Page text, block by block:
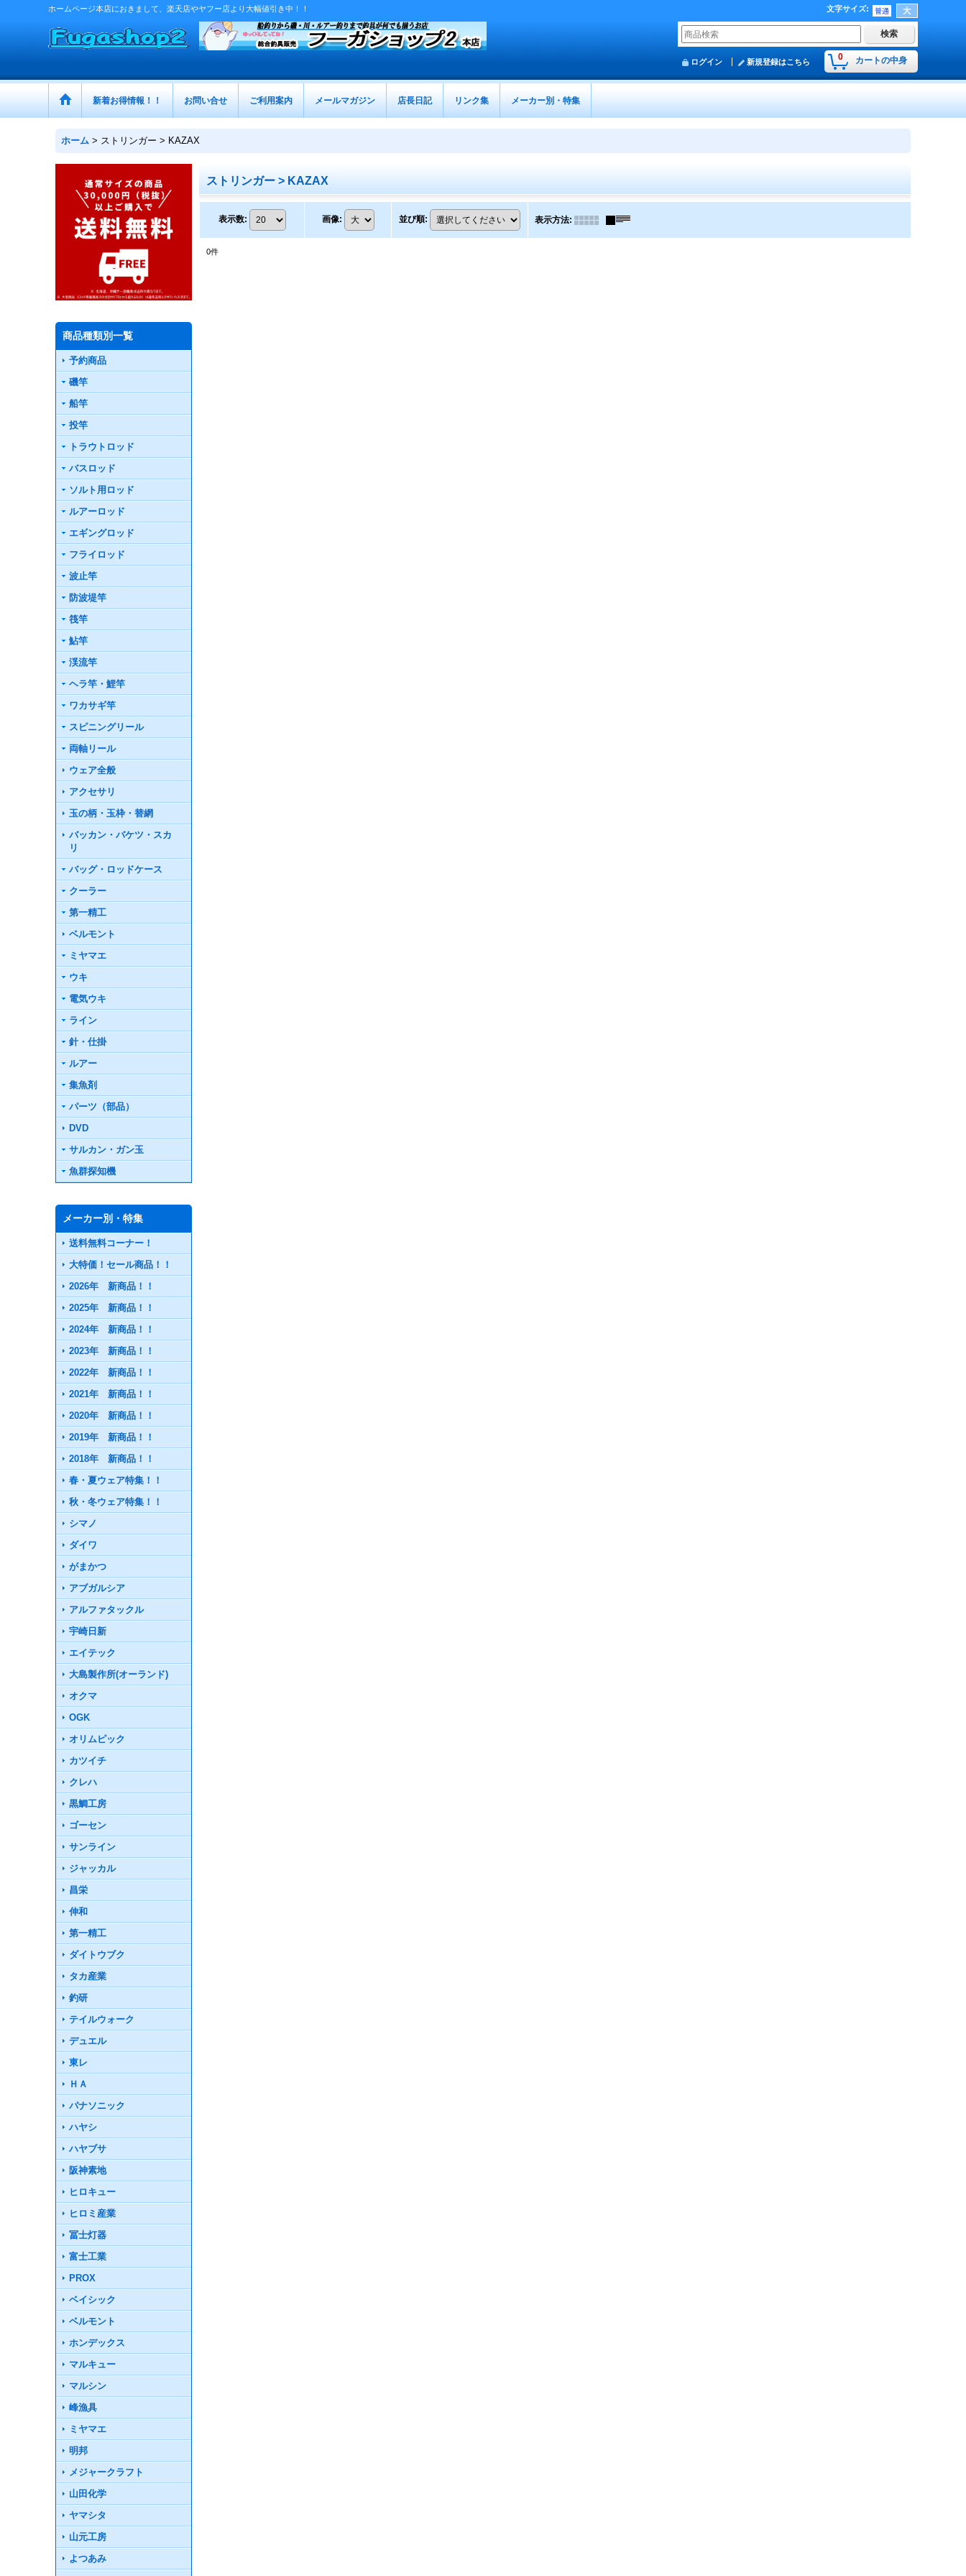
ホームページ本店におきまして、楽天店やヤフー店より大幅値引き中！！ 文字サイズ:
0 カートの中身
ログイン 新規登録はこちら
新着お得情報！！ お問い合せ ご利用案内 メールマガジン 店長日記 リンク集 メーカー別・特集
ホーム > ストリンガー > KAZAX
商品種類別一覧
予約商品
磯竿
船竿
投竿
トラウトロッド
バスロッド
ソルト用ロッド
ルアーロッド
エギングロッド
フライロッド
波止竿
防波堤竿
筏竿
鮎竿
渓流竿
ヘラ竿・鯉竿
ワカサギ竿
スピニングリール
両軸リール
ウェア全般
アクセサリ
玉の柄・玉枠・替網
バッカン・バケツ・スカ
リ
バッグ・ロッドケース
クーラー
第一精工
ベルモント
ミヤマエ
ウキ
電気ウキ
ライン
針・仕掛
ルアー
集魚剤
パーツ（部品）
DVD
サルカン・ガン玉
魚群探知機
メーカー別・特集
送料無料コーナー！
大特価！セール商品！！
2026年 新商品！！
2025年 新商品！！
2024年 新商品！！
2023年 新商品！！
2022年 新商品！！
2021年 新商品！！
2020年 新商品！！
2019年 新商品！！
2018年 新商品！！
春・夏ウェア特集！！
秋・冬ウェア特集！！
シマノ
ダイワ
がまかつ
アブガルシア
アルファタックル
宇崎日新
エイテック
大島製作所(オーランド)
オクマ
OGK
オリムピック
カツイチ
クレハ
黒鯛工房
ゴーセン
サンライン
ジャッカル
昌栄
伸和
第一精工
ダイトウブク
タカ産業
釣研
テイルウォーク
デュエル
東レ
ＨＡ
パナソニック
ハヤシ
ハヤブサ
阪神素地
ヒロキュー
ヒロミ産業
冨士灯器
富士工業
PROX
ベイシック
ベルモント
ホンデックス
マルキュー
マルシン
峰漁具
ミヤマエ
明邦
メジャークラフト
山田化学
ヤマシタ
山元工房
よつあみ
ストリンガー > KAZAX
表示数: 画像: 並び順: 表示方法:
0件